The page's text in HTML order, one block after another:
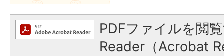
PDFファイルを閲
Reader（Acrobat